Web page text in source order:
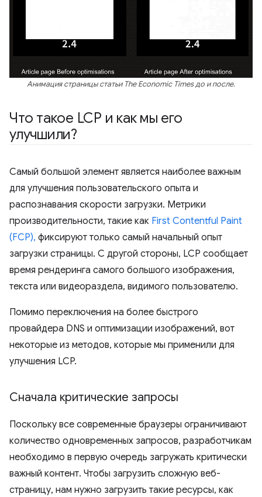
Анимация страницы статьи The Economic Times до и после.
Что такое LCP и как мы его
улучшили?
Самый большой элемент является наиболее важным
для улучшения пользовательского опыта и
распознавания скорости загрузки. Метрики
производительности, такие как First Contentful Paint
(FCP), фиксируют только самый начальный опыт
загрузки страницы. С другой стороны, LCP сообщает
время рендеринга самого большого изображения,
текста или видеораздела, видимого пользователю.
Помимо переключения на более быстрого
провайдера DNS и оптимизации изображений, вот
некоторые из методов, которые мы применили для
улучшения LCP.
Сначала критические запросы
Поскольку все современные браузеры ограничивают
количество одновременных запросов, разработчикам
необходимо в первую очередь загружать критически
важный контент. Чтобы загрузить сложную веб-
страницу, нам нужно загрузить такие ресурсы, как